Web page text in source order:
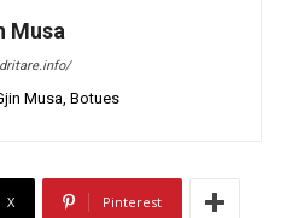
Musa
Musa, Botues
X Pinterest